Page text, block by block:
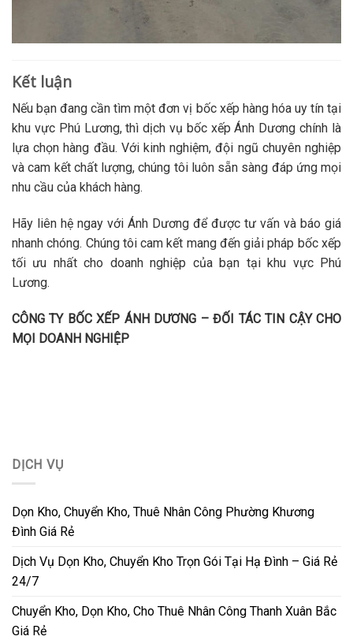
Kết luận
Nếu bạn đang cần tìm một đơn vị bốc xếp hàng hóa uy tín tại
khu vực Phú Lương, thì dịch vụ bốc xếp Ánh Dương chính là
lựa chọn hàng đầu. Với kinh nghiệm, đội ngũ chuyên nghiệp
và cam kết chất lượng, chúng tôi luôn sẵn sàng đáp ứng mọi
nhu cầu của khách hàng.
Hãy liên hệ ngay với Ánh Dương để được tư vấn và báo giá
nhanh chóng. Chúng tôi cam kết mang đến giải pháp bốc xếp
tối ưu nhất cho doanh nghiệp của bạn tại khu vực Phú
Lương.
CÔNG TY BỐC XẾP ÁNH DƯƠNG – ĐỐI TÁC TIN CẬY CHO
MỌI DOANH NGHIỆP
DỊCH VỤ
Dọn Kho, Chuyển Kho, Thuê Nhân Công Phường Khương
Đình Giá Rẻ
Dịch Vụ Dọn Kho, Chuyển Kho Trọn Gói Tại Hạ Đình – Giá Rẻ
24/7
Chuyển Kho, Dọn Kho, Cho Thuê Nhân Công Thanh Xuân Bắc
Giá Rẻ